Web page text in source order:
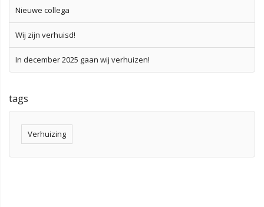
Nieuwe collega
Wij zijn verhuisd!
In december 2025 gaan wij verhuizen!
tags
Verhuizing